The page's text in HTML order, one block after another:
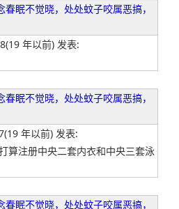
春眠不觉晓，处处蚊子咬属恶搞，
年以前) 发表:
春眠不觉晓，处处蚊子咬属恶搞，
年以前) 发表:
算注册中央二套内衣和中央三套泳
春眠不觉晓，处处蚊子咬属恶搞，